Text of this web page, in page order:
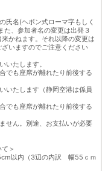
氏名(ヘボン式ローマ字もしく
た、参加者名の変更は出発３
かねます。それ以降の変更は
いますのでご注意ください
いたします。
でも座席が離れたり前後する
いたします（静岡空港は係員
でも座席が離れたり前後する
せん。別途、お支払いが必要
＞
以内（3辺の内訳 幅55ｃｍ